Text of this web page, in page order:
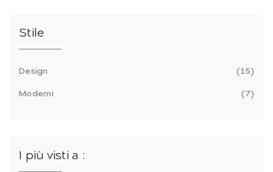
Stile
Design 15
Moderni 7
I più visti a :